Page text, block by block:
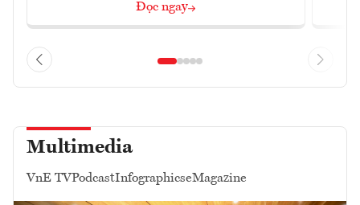
Đọc ngay
Multimedia
VnE TVPodcastInfographicseMagazine